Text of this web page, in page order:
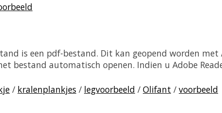
is een pdf-bestand. Dit kan geopend worden
bestand automatisch openen. Indien u Adobe
/ kralenplankjes / legvoorbeeld / Olifant / voorbeeld